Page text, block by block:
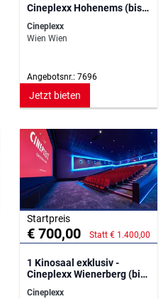
Cineplexx Hohenems (bis
136 Personen)
Cineplexx
Wien Wien
Angebotsnr.: 7696
Jetzt bieten
Startpreis
€ 700,00 Statt € 1.400,00
1 Kinosaal exklusiv -
Cineplexx Wienerberg (bis
129 Personen)
Cineplexx